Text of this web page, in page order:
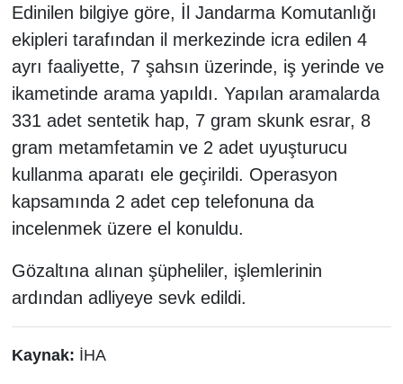
Edinilen bilgiye göre, İl Jandarma Komutanlığı
ekipleri tarafından il merkezinde icra edilen 4
ayrı faaliyette, 7 şahsın üzerinde, iş yerinde ve
ikametinde arama yapıldı. Yapılan aramalarda
331 adet sentetik hap, 7 gram skunk esrar, 8
gram metamfetamin ve 2 adet uyuşturucu
kullanma aparatı ele geçirildi. Operasyon
kapsamında 2 adet cep telefonuna da
incelenmek üzere el konuldu.
Gözaltına alınan şüpheliler, işlemlerinin
ardından adliyeye sevk edildi.
Kaynak: İHA